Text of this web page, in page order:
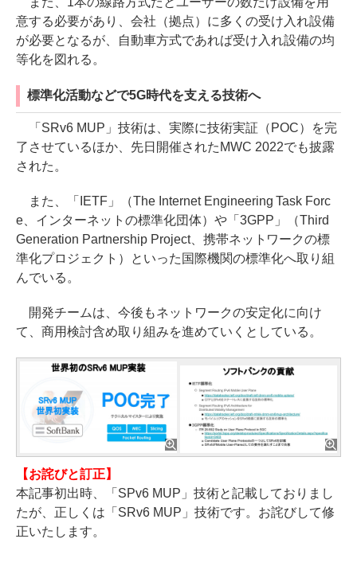
意する必要があり、会社（拠点）に多くの受け入れ設備
が必要となるが、自動車方式であれば受け入れ設備の均
等化を図れる。
標準化活動などで5G時代を支える技術へ
「SRv6 MUP」技術は、実際に技術実証（POC）を完
了させているほか、先日開催されたMWC 2022でも披露
された。
また、「IETF」（The Internet Engineering Task Forc
e、インターネットの標準化団体）や「3GPP」（Third
Generation Partnership Project、携帯ネットワークの標
準化プロジェクト）といった国際機関の標準化へ取り組
んでいる。
開発チームは、今後もネットワークの安定化に向け
て、商用検討含め取り組みを進めていくとしている。
【お詫びと訂正】
本記事初出時、「SPv6 MUP」技術と記載しておりまし
たが、正しくは「SRv6 MUP」技術です。お詫びして修
正いたします。